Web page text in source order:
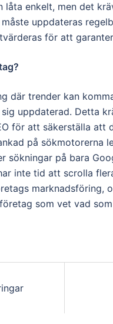
låta enkelt, men det
uppdateras
för att
där trender kan
uppdaterad. Detta
för att säkerställa att
på sökmotorerna
sökningar på bara
inte tid att scrolla
marknadsföring,
som vet vad